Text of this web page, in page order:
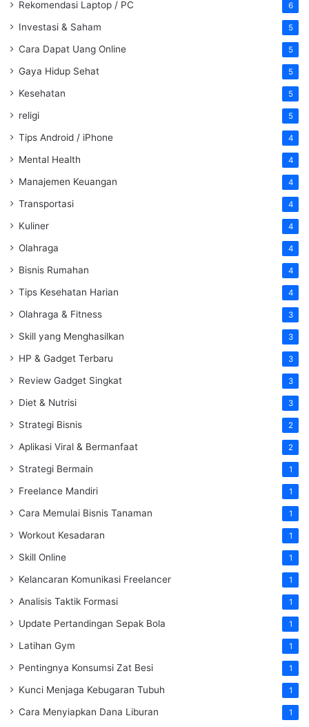
Rekomendasi Laptop / PC 6
Investasi & Saham 5
Cara Dapat Uang Online 5
Gaya Hidup Sehat 5
Kesehatan 5
religi 5
Tips Android / iPhone 4
Mental Health 4
Manajemen Keuangan 4
Transportasi 4
Kuliner 4
Olahraga 4
Bisnis Rumahan 4
Tips Kesehatan Harian 4
Olahraga & Fitness 3
Skill yang Menghasilkan 3
HP & Gadget Terbaru 3
Review Gadget Singkat 3
Diet & Nutrisi 3
Strategi Bisnis 2
Aplikasi Viral & Bermanfaat 2
Strategi Bermain 1
Freelance Mandiri 1
Cara Memulai Bisnis Tanaman 1
Workout Kesadaran 1
Skill Online 1
Kelancaran Komunikasi Freelancer 1
Analisis Taktik Formasi 1
Update Pertandingan Sepak Bola 1
Latihan Gym 1
Pentingnya Konsumsi Zat Besi 1
Kunci Menjaga Kebugaran Tubuh 1
Cara Menyiapkan Dana Liburan 1